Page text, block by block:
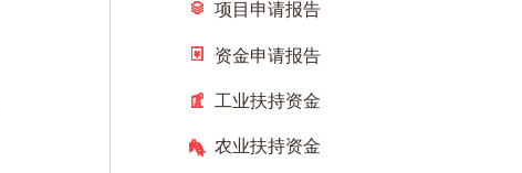
项目申请报告
资金申请报告
工业扶持资金
农业扶持资金